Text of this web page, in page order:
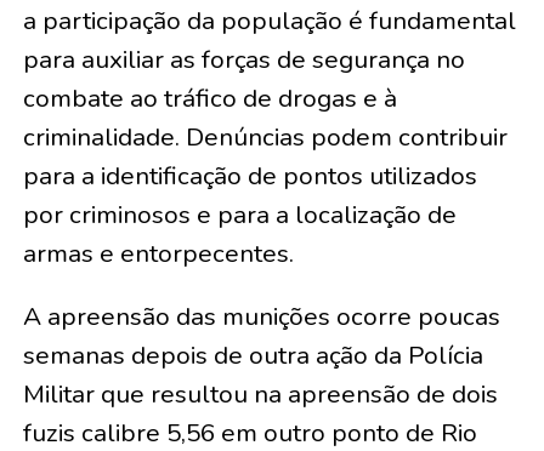
a participação da população é fundamental
para auxiliar as forças de segurança no
combate ao tráfico de drogas e à
criminalidade. Denúncias podem contribuir
para a identificação de pontos utilizados
por criminosos e para a localização de
armas e entorpecentes.
A apreensão das munições ocorre poucas
semanas depois de outra ação da Polícia
Militar que resultou na apreensão de dois
fuzis calibre 5,56 em outro ponto de Rio